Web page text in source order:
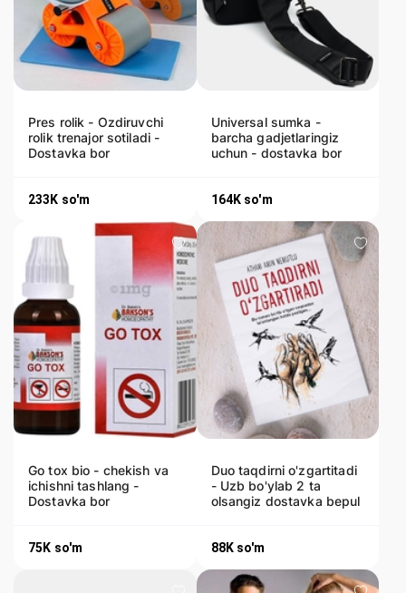
Pres rolik - Ozdiruvchi
rolik trenajor sotiladi -
Dostavka bor
233K so'm
Universal sumka -
barcha gadjetlaringiz
uchun - dostavka bor
164K so'm
Go tox bio - chekish va
ichishni tashlang -
Dostavka bor
75K so'm
Duo taqdirni o'zgartitadi
- Uzb bo'ylab 2 ta
olsangiz dostavka bepul
88K so'm